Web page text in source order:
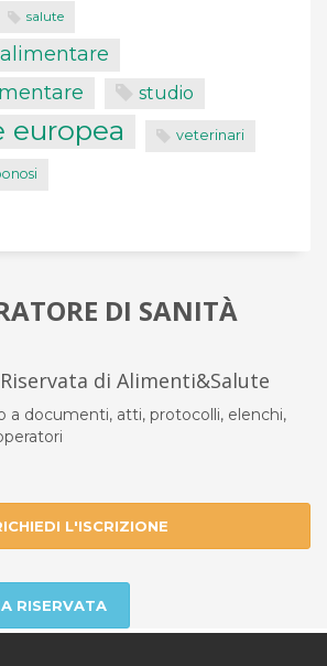
salute
studio
europea veterinari
DI SANITÀ
di Alimenti&Salute
a documenti, atti, protocolli, elenchi,
L'ISCRIZIONE
RISERVATA